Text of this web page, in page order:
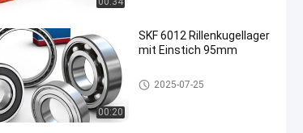
00:20
SKF 6012 Rillenkugellager
mit Einstich 95mm
Rillenkugellager
2025-07-25